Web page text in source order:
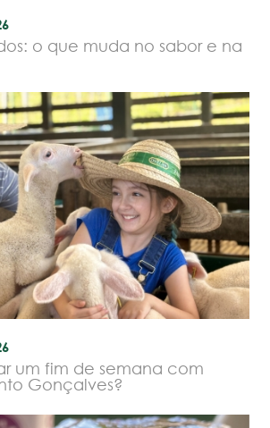
o que muda no sabor e na
um fim de semana com
Gonçalves?